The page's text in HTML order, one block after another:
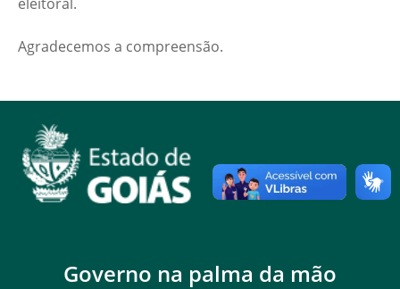
Agradecemos a compreensão.
Governo na palma da mão